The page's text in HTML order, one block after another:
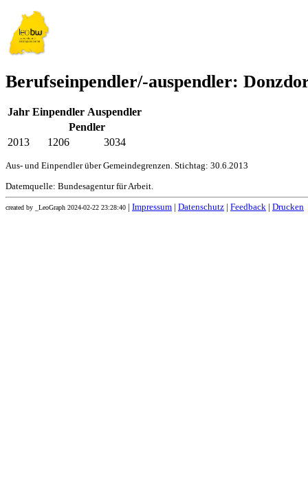
Berufseinpendler/-auspendler:
Jahr Einpendler Auspendler
Pendler
2013
1206 3034
Aus- und Einpendler über Gemeindegrenzen. Stichtag: 30.6.2013
Datemquelle: Bundesagentur für Arbeit.
created by _LeoGraph 2024-02-22 23:28:40 Impressum Datenschutz Feedback Drucken